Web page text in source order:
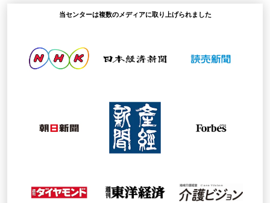
当センターは複数のメディアに取り上げられました